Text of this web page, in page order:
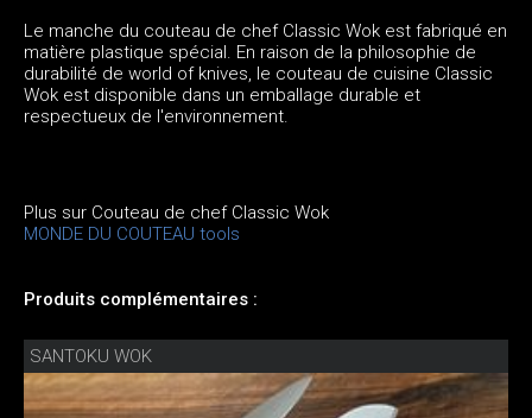
Le manche du couteau de chef Classic Wok est fabriqué en
matière plastique spécial. En raison de la philosophie de
durabilité de world of knives, le couteau de cuisine Classic
Wok est disponible dans un emballage durable et
respectueux de l'environnement.
Plus sur Couteau de chef Classic Wok
MONDE DU COUTEAU tools
Produits complémentaires :
SANTOKU WOK